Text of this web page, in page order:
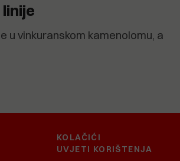
u vinkuranskom kamenolomu, a
KOLAČIĆI
UVJETI KORIŠTENJA